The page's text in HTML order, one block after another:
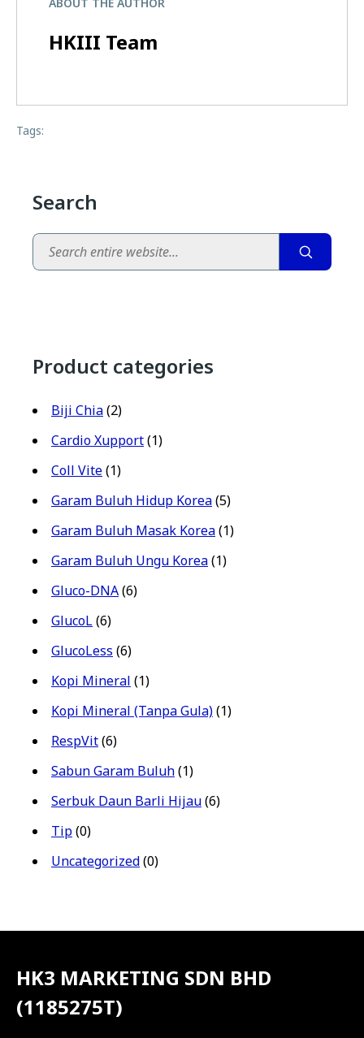
ABOUT THE AUTHOR
HKIII Team
Tags:
Search
Search
Product categories
Biji Chia(2)
Cardio Xupport(1)
Coll Vite(1)
Garam Buluh Hidup Korea(5)
Garam Buluh Masak Korea(1)
Garam Buluh Ungu Korea(1)
Gluco-DNA(6)
GlucoL(6)
GlucoLess (6)
Kopi Mineral (1)
Kopi Mineral (Tanpa Gula)(1)
RespVit(6)
Sabun Garam Buluh(1)
Serbuk Daun Barli Hijau(6)
Tip(0)
Uncategorized(0)
HK3 MARKETING SDN BHD
(1185275T)